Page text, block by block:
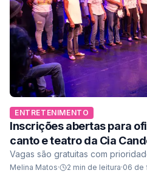
ENTRETENIMENTO
Inscrições abertas para
canto e teatro da Cia
Vagas são gratuitas com
Melina Matos· 2 min de leitura·06 de